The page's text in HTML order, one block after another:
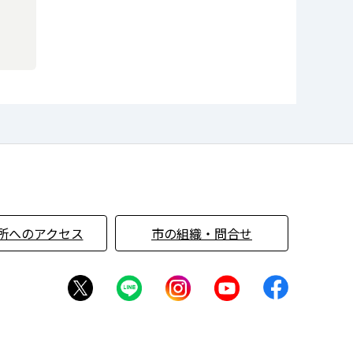
へのアクセス 市の組織・問合せ